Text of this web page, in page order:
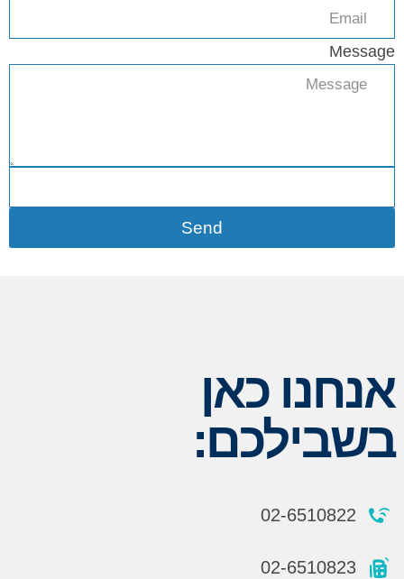
Message
Send
אנחנו כאן
בשבילכם:
02-6510822
02-6510823